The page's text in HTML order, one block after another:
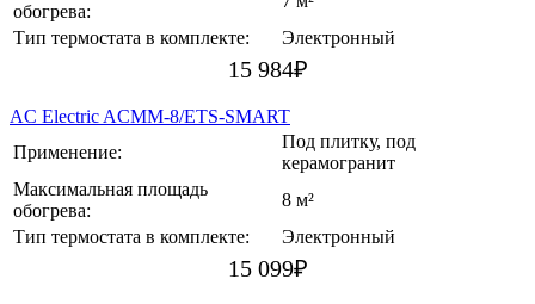
обогрева:
Тип термостата в комплекте:
Электронный
15 984₽
AC Electric ACMM-8/ETS-SMART
Применение:
Под плитку, под
керамогранит
Максимальная площадь
обогрева:
8 м²
Тип термостата в комплекте:
Электронный
15 099₽